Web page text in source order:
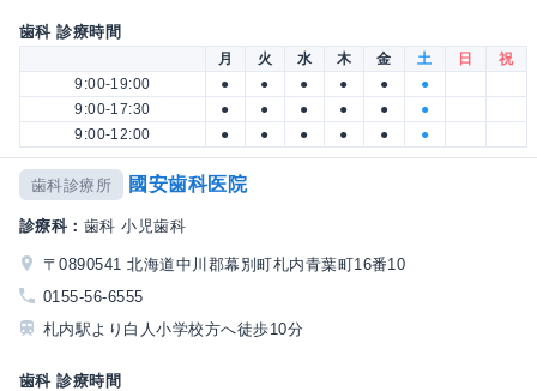
歯科 診療時間
月 火 水 木 金 土 日
祝
9:00-19:00
● ● ● ● ●
●
9:00-17:30
● ● ● ● ●
●
9:00-12:00
● ● ● ● ● ●
歯科診療所 國安歯科医院
診療科： 歯科 小児歯科
〒0890541 北海道中川郡幕別町札内青葉町16番10
0155-56-6555
札内駅より白人小学校方へ徒歩10分
歯科 診療時間